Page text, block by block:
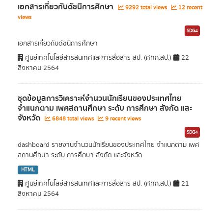
เอกสารเกี่ยวกับดัชนีการศึกษา 9292 total views
12 recent
views
SDG4
เอกสารเกี่ยวกับดัชนีการศึกษา
ศูนย์เทคโนโลยีสารสนเทศและการสื่อสาร สป. (ศทก.สป.)
22
สิงหาคม 2564
ชุดข้อมูลการวิเคราะห์จำนวนนักเรียนของประเทศไทย
จำแนกตาม เพศสถานศึกษา ระดับ การศึกษา สังกัด และ
จังหวัด 6848 total views 9 recent views
SDG4
dashboard รายงานจำนวนนักเรียนของประเทศไทย จำแนกตาม เพศ
สถานศึกษา ระดับ การศึกษา สังกัด และจังหวัด
HTML
ศูนย์เทคโนโลยีสารสนเทศและการสื่อสาร สป. (ศทก.สป.)
21
สิงหาคม 2564